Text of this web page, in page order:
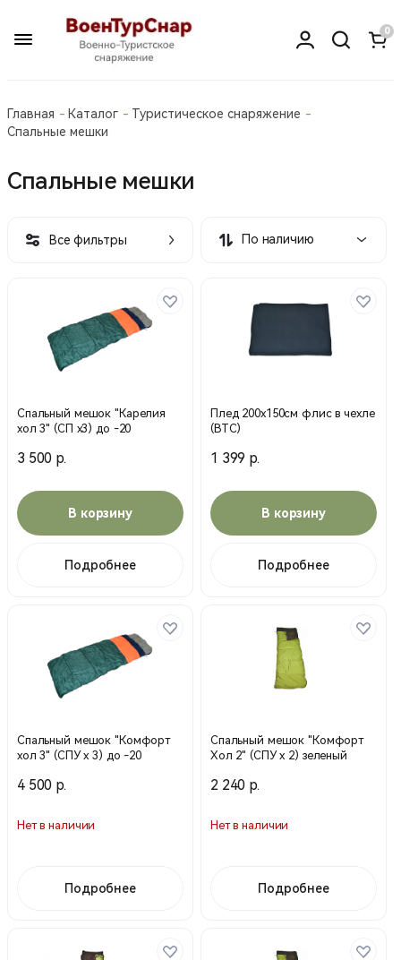
0
Главная Каталог
Туристическое снаряжение
Спальные мешки
Спальные мешки
Все фильтры По наличию
Спальный мешок "Карелия
хол 3" (СП х3) до -20
3 500 р.
В корзину
Подробнее
Плед 200х150см флис в чехле
(ВТС)
1 399 р.
В корзину
Подробнее
Спальный мешок "Комфорт
хол 3" (СПУ х 3) до -20
4 500 р.
Нет в наличии
Подробнее
Спальный мешок "Комфорт
Хол 2" (СПУ х 2) зеленый
2 240 р.
Нет в наличии
Подробнее